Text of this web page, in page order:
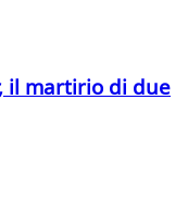
il martirio di due